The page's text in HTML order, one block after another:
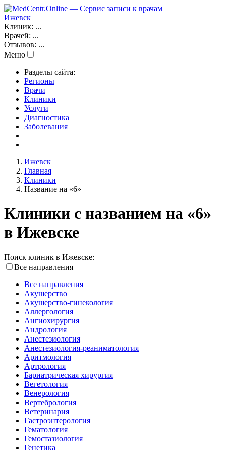
Ижевск
Клиник: ...
Врачей: ...
Отзывов: ...
Меню
Разделы сайта:
Регионы
Врачи
Клиники
Услуги
Диагностика
Заболевания
Ижевск
Главная
Клиники
Название на «6»
Клиники с названием на «6»
в Ижевске
Поиск клиник в Ижевске:
Все направления
Все направления
Акушерство
Акушерство-гинекология
Аллергология
Ангиохирургия
Андрология
Анестезиология
Анестезиология-реаниматология
Аритмология
Артрология
Бариатрическая хирургия
Вегетология
Венерология
Вертебрология
Ветеринария
Гастроэнтерология
Гематология
Гемостазиология
Генетика